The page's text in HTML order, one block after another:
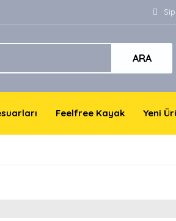
ARA
Feelfree Kayak Yeni